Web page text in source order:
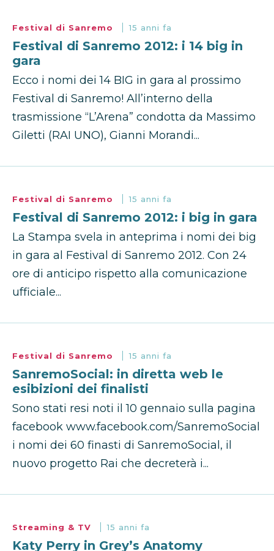
Festival di Sanremo 15 anni fa
Festival di Sanremo 2012: i 14 big in
gara
Ecco i nomi dei 14 BIG in gara al prossimo
Festival di Sanremo! All’interno della
trasmissione “L’Arena” condotta da Massimo
Giletti (RAI UNO), Gianni Morandi...
Festival di Sanremo 15 anni fa
Festival di Sanremo 2012: i big in gara
La Stampa svela in anteprima i nomi dei big
in gara al Festival di Sanremo 2012. Con 24
ore di anticipo rispetto alla comunicazione
ufficiale...
Festival di Sanremo 15 anni fa
SanremoSocial: in diretta web le
esibizioni dei finalisti
Sono stati resi noti il 10 gennaio sulla pagina
facebook www.facebook.com/SanremoSocial
i nomi dei 60 finasti di SanremoSocial, il
nuovo progetto Rai che decreterà i...
Streaming & TV 15 anni fa
Katy Perry in Grey’s Anatomy